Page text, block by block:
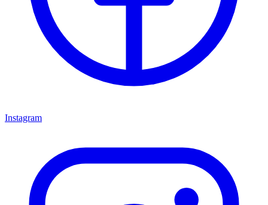
Instagram